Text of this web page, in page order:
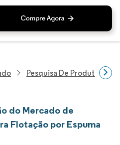
Pesquisa De Produtos
do Mercado de
Flotação por Espuma